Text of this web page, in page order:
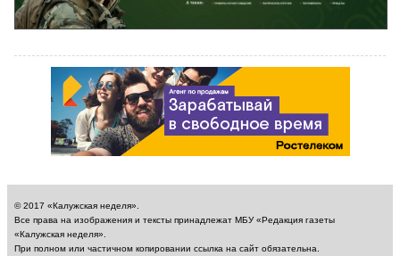
© 2017 «Калужская неделя».
Все права на изображения и тексты принадлежат МБУ «Редакция газеты
«Калужская неделя».
При полном или частичном копировании ссылка на сайт обязательна.